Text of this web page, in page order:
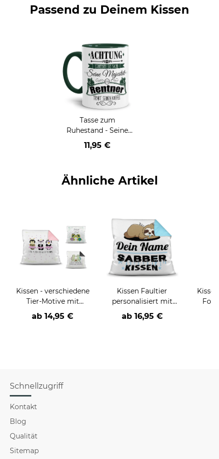
Passend zu Deinem Kissen
Tasse zum
Ruhestand - Seine
Majestät der Rentner
- Innen & Henkel
11,95 €
Ähnliche Artikel
Kissen - verschiedene
Tier-Motive mit
lieben Sprüchen
ab 14,95 €
Kissen Faultier
personalisiert mit
Wunschname - Sein
Sabberkissen
ab 16,95 €
Schnellzugriff
Kontakt
Blog
Qualität
Sitemap